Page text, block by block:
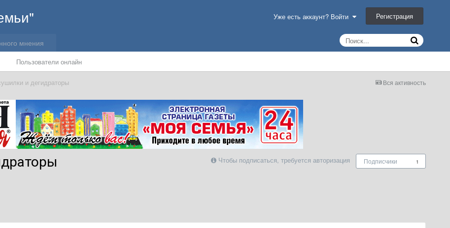
Уже есть аккаунт? Войти Регистрация
Пользователи онлайн
мнения
Вся активность
и дегидраторы
Чтобы подписаться, требуется авторизация Подписчики 1